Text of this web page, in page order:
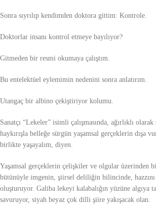
Sonra sıyrılıp kendimden doktora gittim: Kontrole.
Doktorlar insanı kontrol etmeye bayılıyor?
Gitmeden bir resmi okumaya çalıştım.
Bu entelektüel eylemimin nedenini sonra anlatırım.
Utangaç bir albino çekiştiriyor kolumu.
Sanatçı “Lekeler” isimli çalışmasında, ağırlıklı
haykırışla belleğe sürgün yaşamsal gerçeklerin dışa
birlikte yaşayalım, diyen.
Yaşamsal gerçeklerin çelişkiler ve olgular üzerinden
bütünüyle imgenin, şiirsel deliliğin bilincinde, hazzını
oluşturuyor. Galiba lekeyi kalabalığın yüzüne algıya
savuruyor, siyah beyaz çok dilli şiire yakışacak olan.